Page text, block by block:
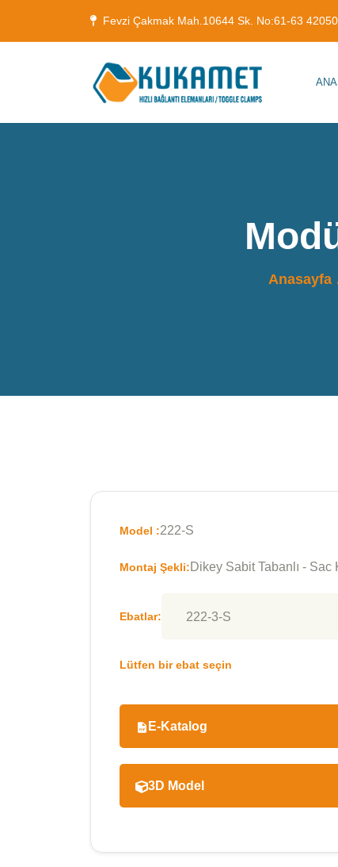
Fevzi Çakmak Mah.10644 Sk. No:61-63
Anasayfa
Model :222-S
Montaj Şekli: Dikey Sabit Tabanlı - Sac
Ebatlar:
Lütfen bir ebat seçin
E-Katalog
3D Model